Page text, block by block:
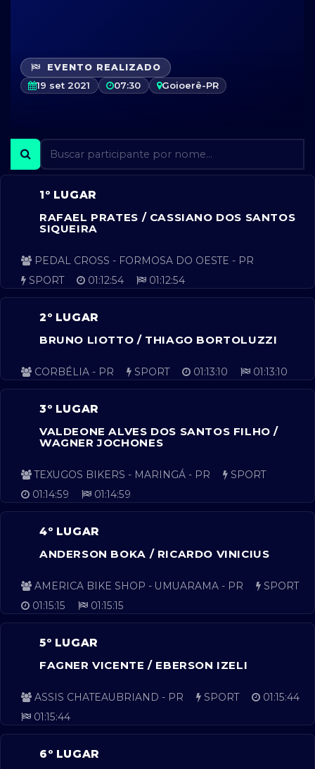
EVENTO REALIZADO
19 set 2021 07:30 Goioerê-PR
1º LUGAR
RAFAEL PRATES / CASSIANO DOS SANTOS
SIQUEIRA
PEDAL CROSS - FORMOSA DO OESTE - PR
SPORT
01:12:54 01:12:54
2º LUGAR
BRUNO LIOTTO / THIAGO BORTOLUZZI
CORBÉLIA - PR SPORT 01:13:10 01:13:10
3º LUGAR
VALDEONE ALVES DOS SANTOS FILHO /
WAGNER JOCHONES
TEXUGOS BIKERS - MARINGÁ - PR
SPORT
01:14:59
01:14:59
4º LUGAR
ANDERSON BOKA / RICARDO VINICIUS
AMERICA BIKE SHOP - UMUARAMA - PR
SPORT
01:15:15
01:15:15
5º LUGAR
FAGNER VICENTE / EBERSON IZELI
ASSIS CHATEAUBRIAND - PR SPORT
01:15:44
01:15:44
6º LUGAR